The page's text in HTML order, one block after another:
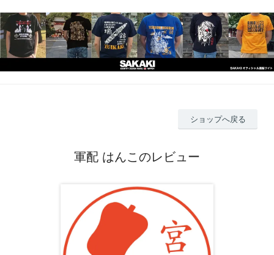
ショップへ戻る
軍配 はんこのレビュー